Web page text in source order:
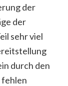
der
der
sehr viel
durch den
fehlen